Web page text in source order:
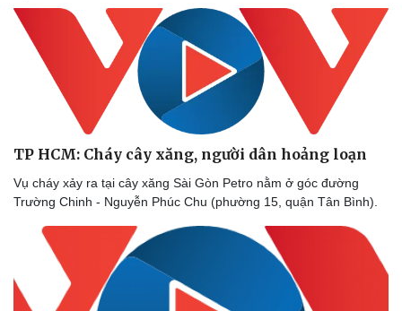
Doanh nghiệp 24h
Doanh nhân
Vì cộng đồng
Tin Công nghệ
Trải nghiệm
Chuyển đổi số
TP HCM: Cháy cây xăng, người dân hoảng loạn
Vụ cháy xảy ra tại cây xăng Sài Gòn Petro nằm ở góc đường
Trường Chinh - Nguyễn Phúc Chu (phường 15, quận Tân Bình).